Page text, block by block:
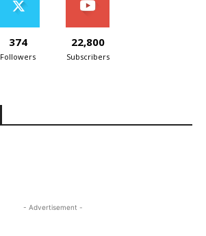
374
Followers
22,800
Subscribers
- Advertisement -